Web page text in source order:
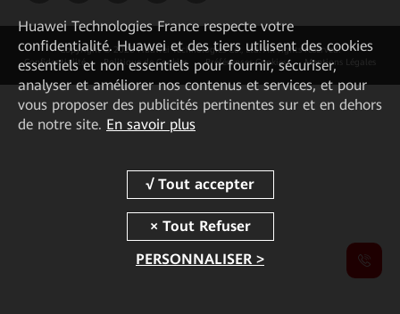
Copyright © 2026 Huawei Technologies Co., Ltd. All rights reserved.
Confidentialité
Politique de Cookies Préférences Cookies Mentions Légales
Huawei Technologies Francerespecte votre
confidentialité. Huawei et des tiers utilisent des cookies
essentiels et non essentiels pour fournir, sécuriser,
analyser et améliorer nos contenus et services, et pour
vous proposer des publicités pertinentes sur et en dehors
de notre site. En savoir plus
PERSONNALISER >